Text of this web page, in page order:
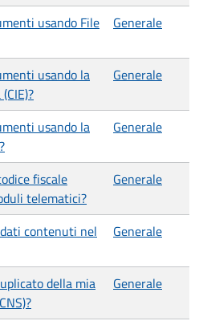
usando File
Generale
usando la
Generale
usando la
Generale
fiscale
telematici?
Generale
contenuti nel
Generale
della mia
Generale